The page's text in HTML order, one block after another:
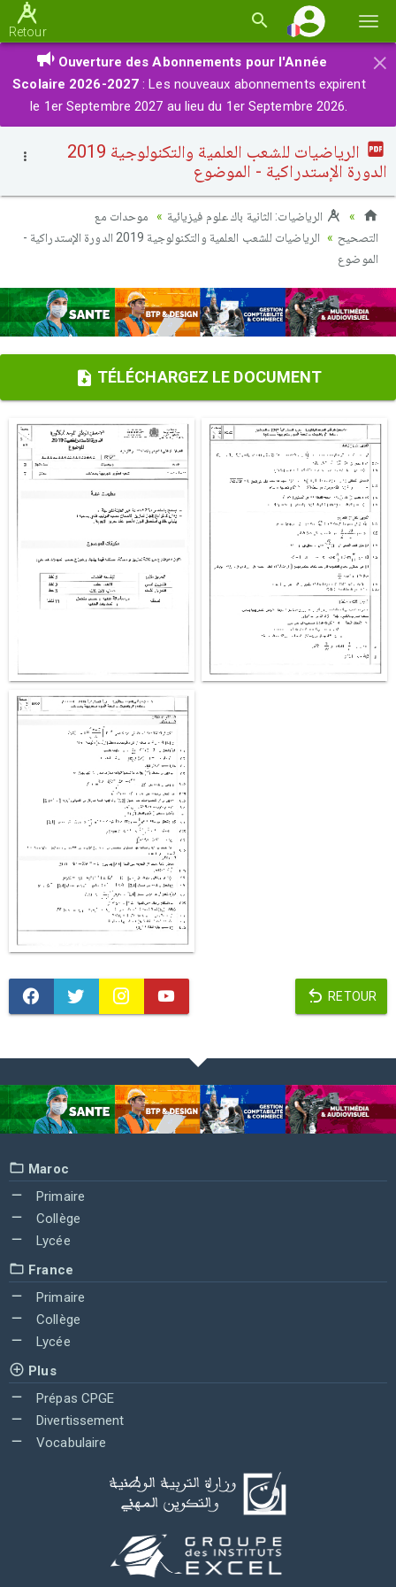
la
Retour
×
Ouverture des Abonnements pour l'Année
Scolaire 2026-2027 : Les nouveaux abonnements expirent
le 1er Septembre 2027 au lieu du 1er Septembre 2026.
الرياضيات للشعب العلمية والتكنولوجية 2019
الدورة الإستدراكية - الموضوع
الرياضيات: الثانية باك علوم فيزيائية
موحدات مع
التصحيح
الرياضيات للشعب العلمية والتكنولوجية 2019 الدورة الإستدراكية -
الموضوع
TÉLÉCHARGEZ LE DOCUMENT
RETOUR
Maroc
Primaire
Collège
Lycée
France
Primaire
Collège
Lycée
Plus
Prépas CPGE
Divertissement
Vocabulaire